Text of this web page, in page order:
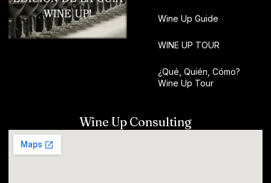
Wine Up Guide
WINE UP TOUR
¿Qué, Quién, Cómo?
Wine Up Tour
Wine Up Consulting